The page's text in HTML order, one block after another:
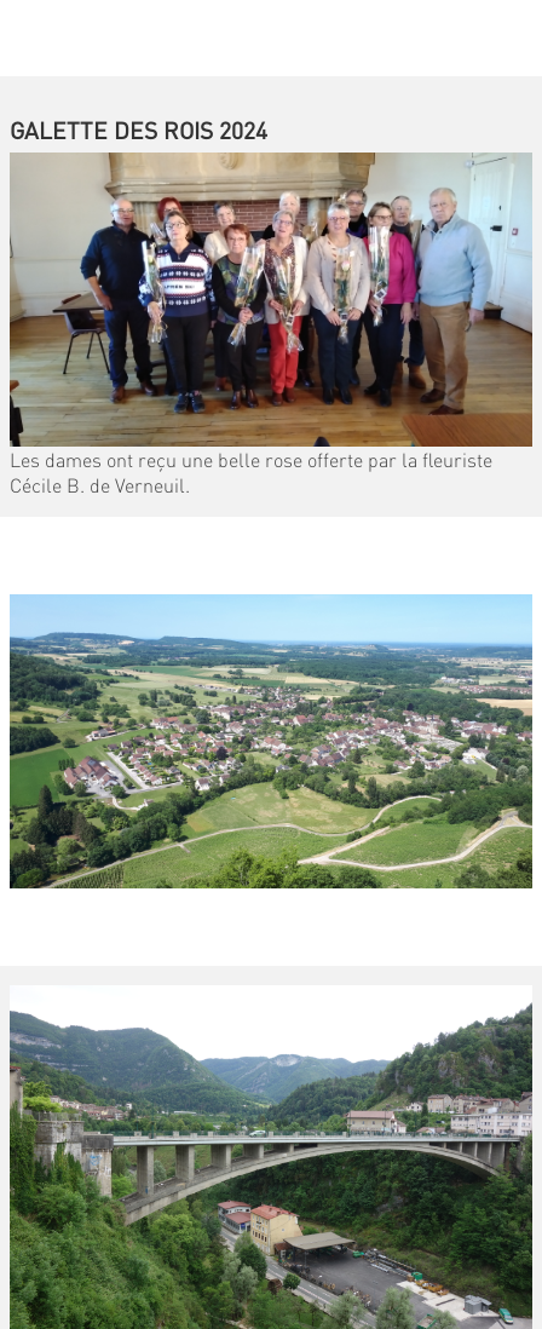
GALETTE DES ROIS 2024
Les dames ont reçu une belle rose offerte par la fleuriste
Cécile B. de Verneuil.